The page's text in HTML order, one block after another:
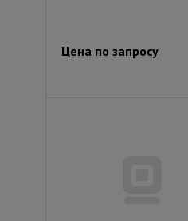
Цена по запросу